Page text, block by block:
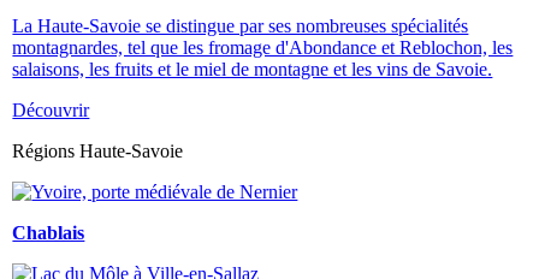
La Haute-Savoie se distingue par ses nombreuses spécialités
montagnardes, tel que les fromage d'Abondance et Reblochon, les
salaisons, les fruits et le miel de montagne et les vins de Savoie.
Découvrir
Régions Haute-Savoie
Chablais